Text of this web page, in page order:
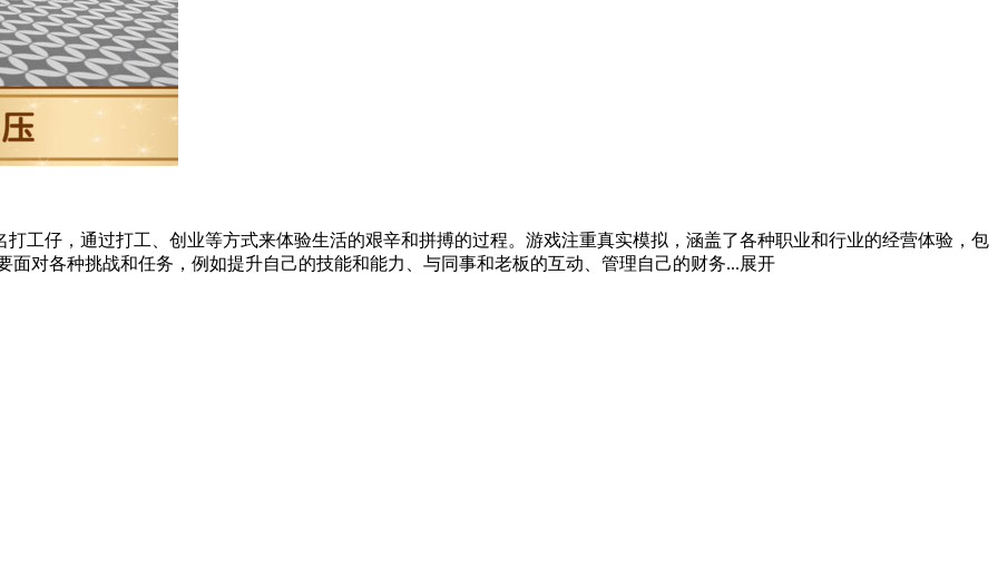
工仔，通过打工、创业等方式来体验生活的艰辛和拼搏的过程。游戏注重真实模拟，涵盖了各种职业和行业的经营体验，包
对各种挑战和任务，例如提升自己的技能和能力、与同事和老板的互动、管理自己的财务...展开